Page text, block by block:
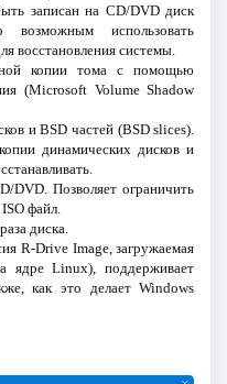
записан на CD/DVD диск
использовать
восстановления системы.
копии тома с помощью
(Microsoft Volume Shadow
и BSD частей (BSD slices).
динамических дисков и
DVD. Позволяет ограничить
файл.
диска.
R-Drive Image, загружаемая
ядре Linux), поддерживает
как это делает Windows